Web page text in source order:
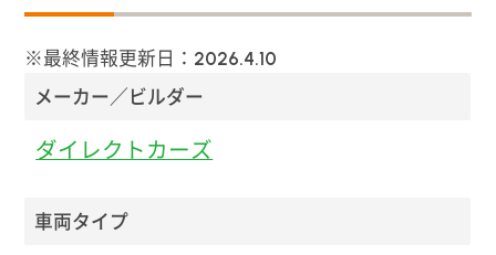
※最終情報更新日： 2026.4.10
メーカー／ビルダー
ダイレクトカーズ
車両タイプ